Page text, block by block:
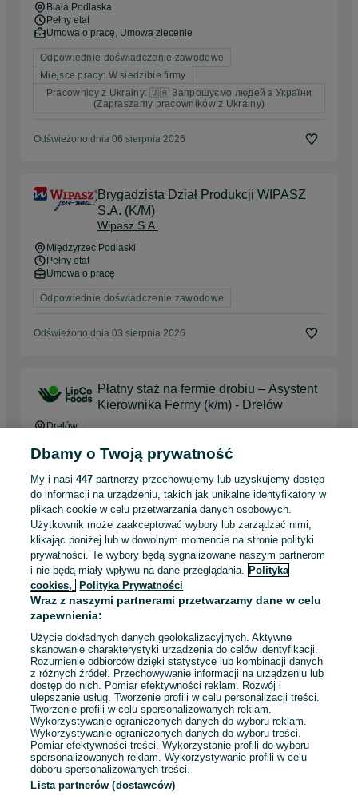
Biała Podlaska
Pełny etat
Umowa o pracę, Umowa zlecenie
Odpowiednie doświadczenie zawodowe
Miejsce pracy: W siedzibie firmy
Pracownicy z Ukrainy: 🇺🇦 Запрошуємо людей з України
(Zapraszamy pracowników z Ukrainy)
Odświeżono dnia 06 sierpnia 2026
Brygadzista Dział Produkcji WIPASZ
S.A. (K/M)
Wipasz S.A.
Międzyrzec Podlaski
Pełny etat
Umowa o pracę
Odpowiednie doświadczenie zawodowe
Odświeżono dnia 03 sierpnia 2026
Płatny staż na fermie drobiu – Asystent
Kierownika Fermy (k/m) - Drelów
Drelów
Umowa o pracę
Specjalne wymagania: Książeczka sanepidowska
Doświadczenie nie jest wymagane
Miejsce pracy: W siedzibie firmy
Odświeżono dnia 31 lipca 2026
Młodszy Projektant
Siedlce
Pełny etat
Umowa o pracę
Doświadczenie nie jest wymagane
Odświeżono dnia 06 sierpnia 2026
Strona główna Praca Produkcja
Dbamy o Twoją prywatność
My i nasi447 partnerzy przechowujemy lub uzyskujemy dostęp
do informacji na urządzeniu, takich jak unikalne identyfikatory w
plikach cookie w celu przetwarzania danych osobowych.
Użytkownik może zaakceptować wybory lub zarządzać nimi,
klikając poniżej lub w dowolnym momencie na stronie polityki
prywatności. Te wybory będą sygnalizowane naszym partnerom
i nie będą miały wpływu na dane przeglądania. Polityka
cookies,
Polityka Prywatności
Wraz z naszymi partnerami przetwarzamy dane w celu
zapewnienia:
Użycie dokładnych danych geolokalizacyjnych. Aktywne
skanowanie charakterystyki urządzenia do celów identyfikacji.
Rozumienie odbiorców dzięki statystyce lub kombinacji danych
z różnych źródeł. Przechowywanie informacji na urządzeniu lub
dostęp do nich. Pomiar efektywności reklam. Rozwój i
ulepszanie usług. Tworzenie profili w celu personalizacji treści.
Tworzenie profili w celu spersonalizowanych reklam.
Wykorzystywanie ograniczonych danych do wyboru reklam.
Wykorzystywanie ograniczonych danych do wyboru treści.
Pomiar efektywności treści. Wykorzystanie profili do wyboru
spersonalizowanych reklam. Wykorzystywanie profili w celu
doboru spersonalizowanych treści.
Lista partnerów (dostawców)